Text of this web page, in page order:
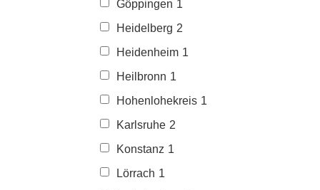
Göppingen 1
Heidelberg 2
Heidenheim 1
Heilbronn 1
Hohenlohekreis 1
Karlsruhe 2
Konstanz 1
Lörrach 1